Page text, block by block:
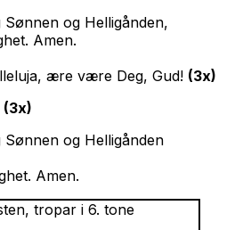
og Helligånden,
Amen.
ære være Deg, Gud! (3x)
(3x)
og Helligånden
Amen.
tropar i 6. tone